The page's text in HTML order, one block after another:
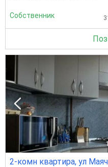
Собственник
2-комн квартира, ул